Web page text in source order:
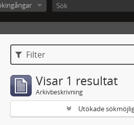
Filter
Visar 1 resultat
Arkivbeskrivning
Utökade